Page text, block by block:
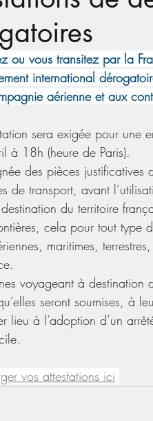
ou vous transitez par la
international
aérienne et aux
sera exigée pour une
à 18h (heure de Paris).
des pièces justificatives
de transport, avant
du territoire
cela pour tout type
maritimes,
voyageant à destination
seront soumises, à
lieu à l’adoption d’un
vos attestations ici